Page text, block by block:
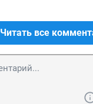
Читать все